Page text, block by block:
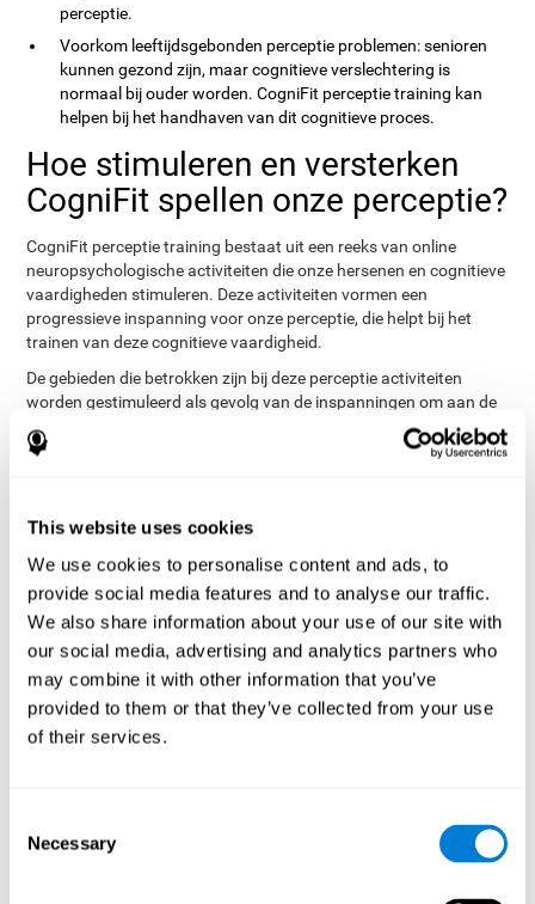
This website uses cookies
We use cookies to personalise content and ads, to
provide social media features and to analyse our traffic.
We also share information about your use of our site with
our social media, advertising and analytics partners who
may combine it with other information that you’ve
provided to them or that they’ve collected from your use
of their services.
Selection
Necessary
perceptie.
Voorkom leeftijdsgebonden perceptie problemen: senioren
kunnen gezond zijn, maar cognitieve verslechtering is
normaal bij ouder worden. CogniFit perceptie training kan
helpen bij het handhaven van dit cognitieve proces.
Hoe stimuleren en versterken
CogniFit spellen onze perceptie?
CogniFit perceptie training bestaat uit een reeks van online
neuropsychologische activiteiten die onze hersenen en cognitieve
vaardigheden stimuleren. Deze activiteiten vormen een
progressieve inspanning voor onze perceptie, die helpt bij het
trainen van deze cognitieve vaardigheid.
De gebieden die betrokken zijn bij deze perceptie activiteiten
worden gestimuleerd als gevolg van de inspanningen om aan de
eisen van de training te voldoen. Hersenplasticiteit is het
hersenmechanisme dat ons brein in staat stelt zich aan te passen
cognitieve vaardigheden met betrekking tot perceptie efficiënter
Het is echter belangrijk op te merken dat het niet genoeg is om te
worden vermaakt door een willekeurig spel om resultaten te
krijgen. CogniFit perceptie training heeft bepaalde kenmerken die
de effectiviteit ervan bevorderen. Het past haar activiteiten,
evenals de moeilijkheid, aan onze specifieke behoeften aan.
Voordelen
stimuleren van onze cognitieve vaardigheden. Daarom hebben